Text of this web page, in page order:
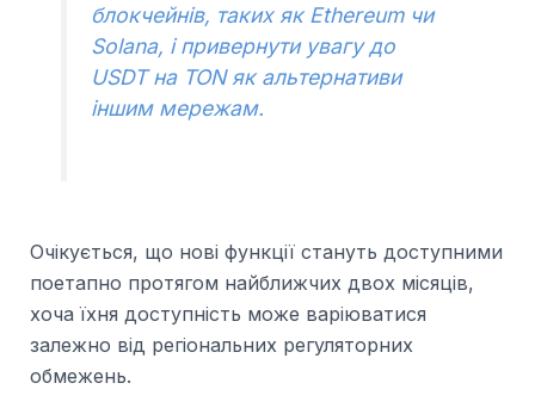
блокчейнів, таких як Ethereum чи
Solana, і привернути увагу до
USDT на TON як альтернативи
іншим мережам.
Очікується, що нові функції стануть доступними
поетапно протягом найближчих двох місяців,
хоча їхня доступність може варіюватися
залежно від регіональних регуляторних
обмежень.